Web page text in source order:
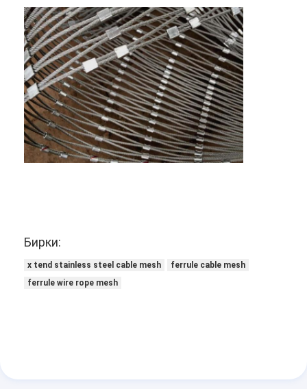
Трикотажная сетка
Корзина из габиона
Архитектурная металлическая сетка
Алюминиевый цепной экран мухы
Сетчатый фильтр Джонсона
Бирки:
x tend stainless steel cable mesh
ferrule cable mesh
ferrule wire rope mesh